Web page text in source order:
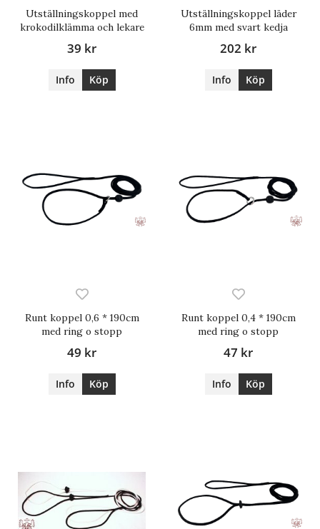
Utställningskoppel med
krokodilklämma och lekare
39 kr
Info Köp
Utställningskoppel läder
6mm med svart kedja
202 kr
Info Köp
Runt koppel 0,6 * 190cm
med ring o stopp
49 kr
Info Köp
Runt koppel 0,4 * 190cm
med ring o stopp
47 kr
Info Köp